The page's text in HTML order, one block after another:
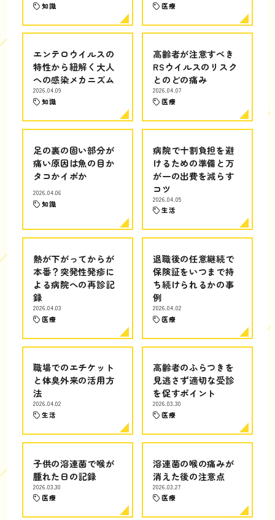
知識 医療
エンテロウイルスの
特性から紐解く大人
への感染メカニズム
2026.04.09
知識
高齢者が注意すべき
RSウイルスのリスク
とのどの痛み
2026.04.07
医療
足の裏の固い部分が
痛い原因は魚の目か
タコかイボか
2026.04.06
知識
病院で十割負担を避
けるための準備と万
が一の出費を減らす
コツ
2026.04.05
生活
熱が下がってからが
本番？突発性発疹に
よる病院への再診記
録
2026.04.03
医療
退職後の任意継続で
保険証をいつまで持
ち続けられるかの事
例
2026.04.02
医療
職場でのエチケット
と体臭外来の活用方
法
2026.04.02
生活
高齢者のふらつきを
見逃さず適切な受診
を促すポイント
2026.03.30
医療
子供の溶連菌で喉が
腫れた日の記録
2026.03.30
医療
溶連菌の喉の痛みが
消えた後の注意点
2026.03.27
医療